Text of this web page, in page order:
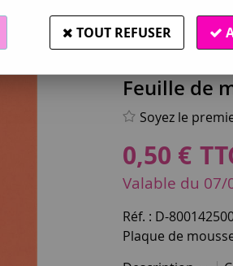
Feuille de
Soyez le
0,50 €
Valable du 07/
Réf. : D-
Plaque de
TOUT REFUSER